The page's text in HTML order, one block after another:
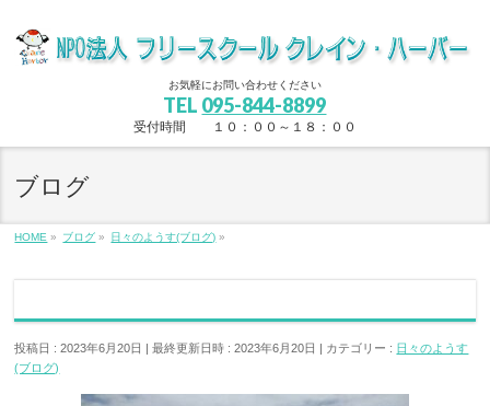
お気軽にお問い合わせください
TEL 095-844-8899
受付時間 １０：００～１８：００
ブログ
HOME » ブログ » 日々のようす(ブログ) »
投稿日 : 2023年6月20日 最終更新日時 : 2023年6月20日 カテゴリー : 日々のようす
(ブログ)